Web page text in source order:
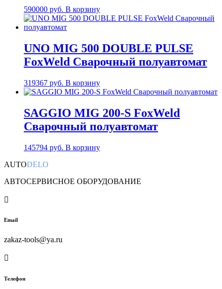
590000 руб. В корзину
UNO MIG 500 DOUBLE PULSE
FoxWeld Сварочный полуавтомат
319367 руб. В корзину
SAGGIO MIG 200-S FoxWeld
Сварочный полуавтомат
145794 руб. В корзину
AUTODELO
АВТОСЕРВИСНОЕ ОБОРУДОВАНИЕ

Email
zakaz-tools@ya.ru

Телефон